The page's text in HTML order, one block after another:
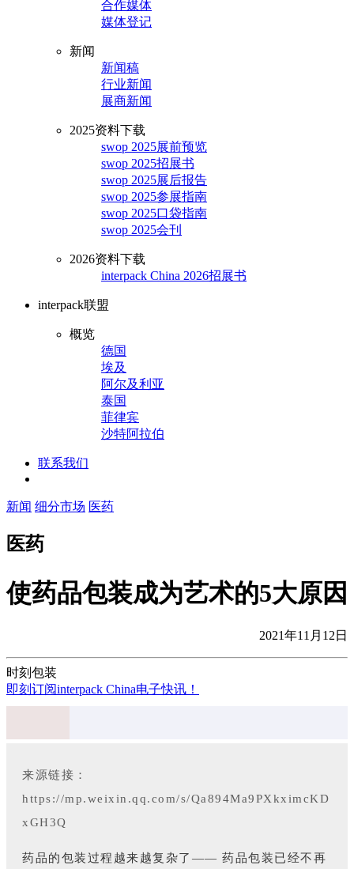
合作媒体
媒体登记
新闻
新闻稿
行业新闻
展商新闻
2025资料下载
swop 2025展前预览
swop 2025招展书
swop 2025展后报告
swop 2025参展指南
swop 2025口袋指南
swop 2025会刊
2026资料下载
interpack China 2026招展书
interpack联盟
概览
德国
埃及
阿尔及利亚
泰国
菲律宾
沙特阿拉伯
联系我们
新闻 细分市场 医药
医药
使药品包装成为艺术的5大原因
2021年11月12日
时刻包装
即刻订阅interpack China电子快讯！
来源链接：
https://mp.weixin.qq.com/s/Qa894Ma9PXkximcKD
xGH3Q
药品的包装过程越来越复杂了—— 药品包装已经不再